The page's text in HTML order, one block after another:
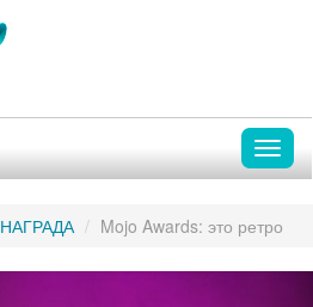
НАГРАДА Mojo Awards: это ретро